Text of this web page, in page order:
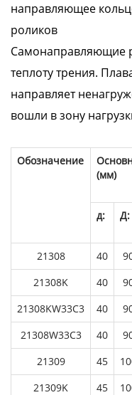
направляющее
роликов
Самонаправляющие
теплоту трения.
направляет
вошли в зону
Обозначение
(мм)
д: Д:
21308 40
21308K
40
21308KW33C3
40
21308W33C3
40
21309
45
21309K
45